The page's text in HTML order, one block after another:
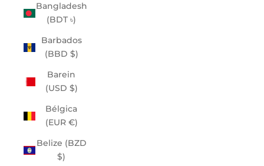
Bangladesh
(BDT ৳)
Barbados
(BBD $)
Barein
(USD $)
Bélgica
(EUR €)
Belize (BZD
$)